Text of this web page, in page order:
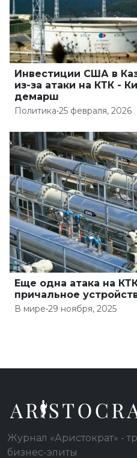
Инвестиции США в
из-за атаки на КТК -
демарш
Политика•25 февраля, 2026
Еще одна атака на
причальное
В мире•29 ноября, 2025
Журнал «Аристократ» -
бизнес-элиты